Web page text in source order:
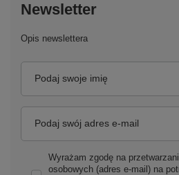
Newsletter
Opis newslettera
Podaj swoje imię
Podaj swój adres e-mail
Wyrażam zgodę na
osobowych (adres e-mail) na